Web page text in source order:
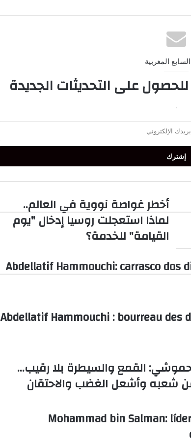
المغربية
على التحديثات الجديدة
.
أخطر
غواصة
نووية
في
العالم..
استعجلت
روسيا
للخدمة؟
أخطر غواصة نووية في العالم..
لماذا استعجلت روسيا إدخال "يوم
القيامة" للخدمة؟
Abdellatif Hammouchi: carrasco
Abdellatif Hammouchi : bourreau des
القمع والسيطرة بلا رقيب…
وأشعل الغضب والاحتقان
Mohammad bin Salman: